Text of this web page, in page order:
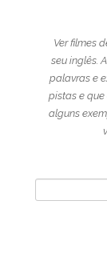
Ver filmes
seu inglês.
palavras e
pistas e
alguns